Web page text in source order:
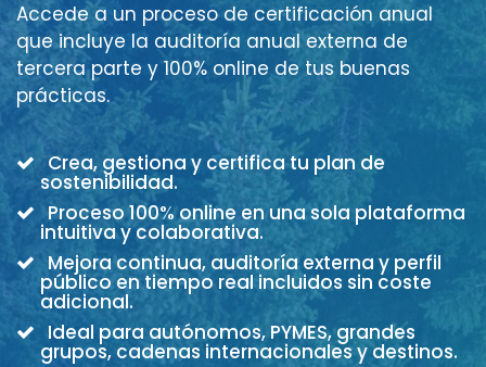
Accede a un proceso de certificación anual
que incluye la auditoría anual externa de
tercera parte y 100% online de tus buenas
prácticas.
Crea, gestiona y certifica tu plan de
sostenibilidad.
Proceso 100% online en una sola plataforma
intuitiva y colaborativa.
Mejora continua, auditoría externa y perfil
público en tiempo real incluidos sin coste
adicional.
Ideal para autónomos, PYMES, grandes
grupos, cadenas internacionales y destinos.